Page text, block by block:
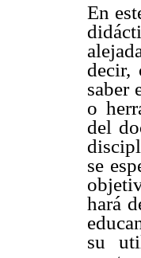
En
decir,
saber
o
del
se
hará
su